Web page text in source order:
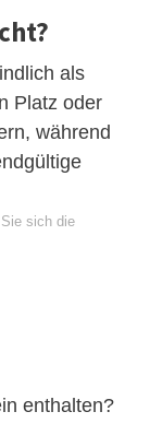
als
Platz oder
während
sich die
enthalten?